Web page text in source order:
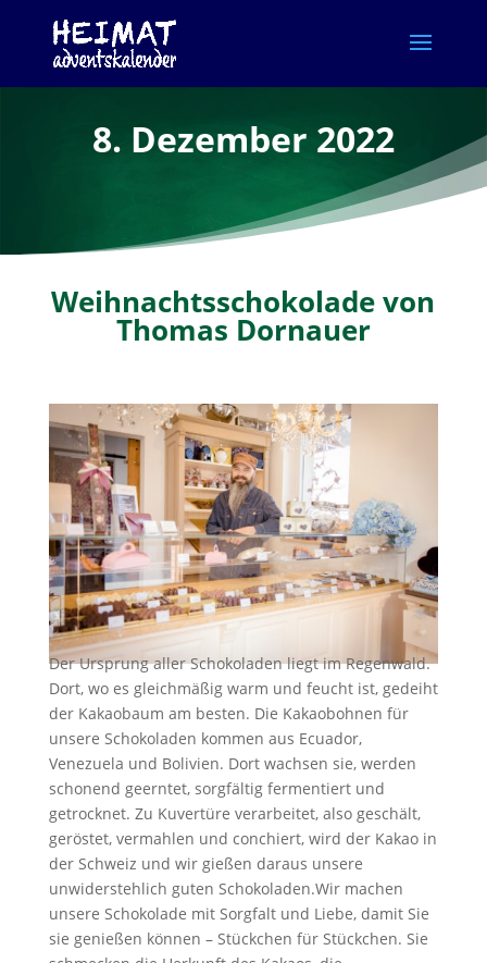
8. Dezember 2022
Weihnachtsschokolade von
Thomas Dornauer
Der Ursprung aller Schokoladen liegt im Regenwald.
Dort, wo es gleichmäßig warm und feucht ist, gedeiht
der Kakaobaum am besten. Die Kakaobohnen für
unsere Schokoladen kommen aus Ecuador,
Venezuela und Bolivien. Dort wachsen sie, werden
schonend geerntet, sorgfältig fermentiert und
getrocknet. Zu Kuvertüre verarbeitet, also geschält,
geröstet, vermahlen und conchiert, wird der Kakao in
der Schweiz und wir gießen daraus unsere
unwiderstehlich guten Schokoladen.Wir machen
unsere Schokolade mit Sorgfalt und Liebe, damit Sie
sie genießen können – Stückchen für Stückchen. Sie